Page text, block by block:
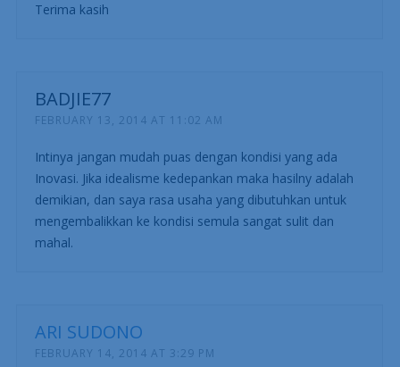
Terima kasih
BADJIE77
FEBRUARY 13, 2014 AT 11:02 AM
Intinya jangan mudah puas dengan kondisi yang ada
Inovasi. Jika idealisme kedepankan maka hasilny adalah
demikian, dan saya rasa usaha yang dibutuhkan untuk
mengembalikkan ke kondisi semula sangat sulit dan
mahal.
ARI SUDONO
FEBRUARY 14, 2014 AT 3:29 PM